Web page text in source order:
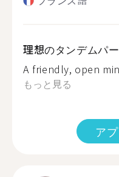
理想のタンデムパ
A friendly, open
もっと見る
ア